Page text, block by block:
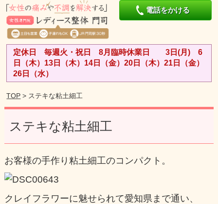
電話をかける
定休日 毎週火・祝日 8月臨時休業日 3日(月) 6
日（木）13日（木）14日（金）20日（木）21日（金）
26日（水）
TOP > ステキな粘土細工
ステキな粘土細工
お客様の手作り粘土細工のコンパクト。
クレイフラワーに魅せられて愛知県まで通い、